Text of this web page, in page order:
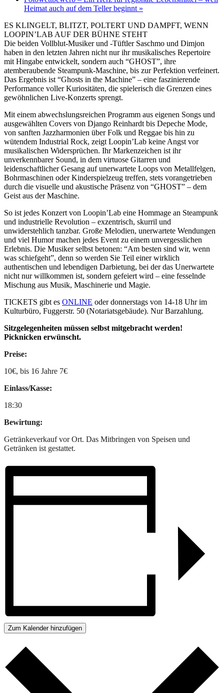
Heimat auch auf dem Teller beginnt »
ES KLINGELT, BLITZT, POLTERT UND DAMPFT, WENN
LOOPIN’LAB AUF DER BÜHNE STEHT
Die beiden Vollblut-Musiker und -Tüftler Saschmo und Dimjon
haben in den letzten Jahren nicht nur ihr musikalisches Repertoire
mit Hingabe entwickelt, sondern auch “GHOST”, ihre
atemberaubende Steampunk-Maschine, bis zur Perfektion verfeinert.
Das Ergebnis ist “Ghosts in the Machine” – eine faszinierende
Performance voller Kuriositäten, die spielerisch die Grenzen eines
gewöhnlichen Live-Konzerts sprengt.
Mit einem abwechslungsreichen Programm aus eigenen Songs und
ausgewählten Covers von Django Reinhardt bis Depeche Mode,
von sanften Jazzharmonien über Folk und Reggae bis hin zu
wütendem Industrial Rock, zeigt Loopin’Lab keine Angst vor
musikalischen Widersprüchen. Ihr Markenzeichen ist ihr
unverkennbarer Sound, in dem virtuose Gitarren und
leidenschaftlicher Gesang auf unerwartete Loops von Metallfelgen,
Bohrmaschinen oder Kinderspielzeug treffen, stets vorangetrieben
durch die visuelle und akustische Präsenz von “GHOST” – dem
Geist aus der Maschine.
So ist jedes Konzert von Loopin’Lab eine Hommage an Steampunk
und industrielle Revolution – exzentrisch, skurril und
unwiderstehlich tanzbar. Große Melodien, unerwartete Wendungen
und viel Humor machen jedes Event zu einem unvergesslichen
Erlebnis. Die Musiker selbst betonen: “Am besten sind wir, wenn
was schiefgeht”, denn so werden Sie Teil einer wirklich
authentischen und lebendigen Darbietung, bei der das Unerwartete
nicht nur willkommen ist, sondern gefeiert wird – eine fesselnde
Mischung aus Musik, Maschinerie und Magie.
TICKETS gibt es ONLINE oder donnerstags von 14-18 Uhr im
Kulturbüro, Fuggerstr. 50 (Notariatsgebäude). Nur Barzahlung.
Sitzgelegenheiten müssen selbst mitgebracht werden!
Picknicken erwünscht.
Preise:
10€, bis 16 Jahre 7€
Einlass/Kasse:
18:30
Bewirtung:
Getränkeverkauf vor Ort. Das Mitbringen von Speisen und
Getränken ist gestattet.
Zum Kalender hinzufügen